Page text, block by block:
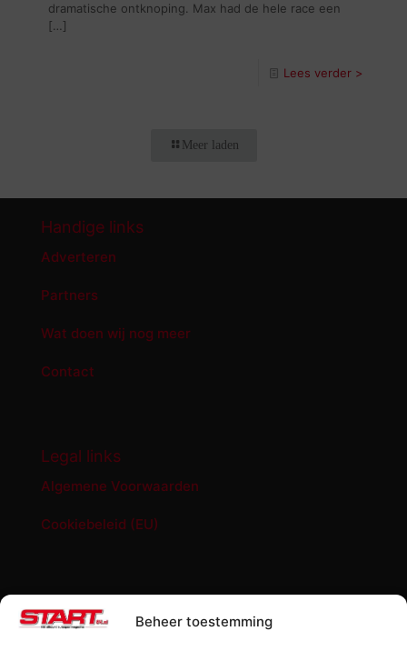
Beheer toestemming
dramatische ontknoping. Max had de hele race een
[…]
Lees verder >
Meer laden
Handige links
Adverteren
Partners
Wat doen wij nog meer
Contact
Legal links
Algemene Voorwaarden
Cookiebeleid (EU)
START '84 shop